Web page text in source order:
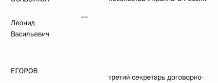
Леонид
Васильевич
—
ЕГОРОВ
третий секретарь договорно-